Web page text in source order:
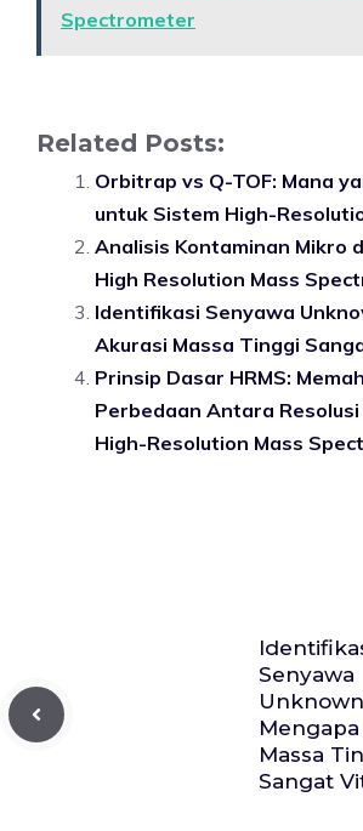
Spectrometer
Related Posts:
Orbitrap vs Q-TOF: Mana
untuk Sistem High-
Analisis Kontaminan Mikro
High Resolution Mass
Identifikasi Senyawa
Akurasi Massa Tinggi
Prinsip Dasar HRMS:
Perbedaan Antara
High-Resolution Mass
Senyawa
Massa
Sangat